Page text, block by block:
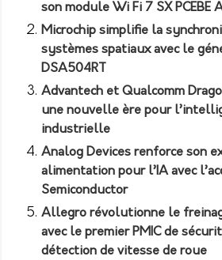
son module Wi Fi 7 SX PCEBE
Microchip simplifie la
systèmes spatiaux avec le
DSA504RT
Advantech et Qualcomm
une nouvelle ère pour
industrielle
Analog Devices renforce son
alimentation pour l’IA avec
Semiconductor
Allegro révolutionne le
avec le premier PMIC de
détection de vitesse de roue